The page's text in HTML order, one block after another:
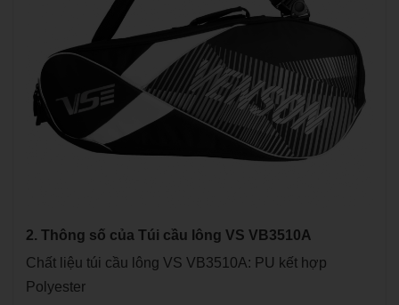
2. Thông số của Túi cầu lông VS VB3510A
Chất liệu túi cầu lông VS VB3510A: PU kết hợp
Polyester